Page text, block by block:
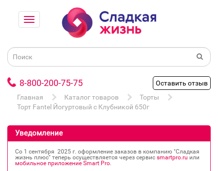
8-800-200-75-75
Оставить отзыв
Главная
Каталог товаров
Торты
Торт Fantel Йогуртовый с Клубникой 650г
Уведомление
Со 1 сентября 2025 г. оформление заказов в компанию "Сладкая
жизнь плюс" теперь осуществляется через сервис smartpro.ru или
мобильное приложение Smart Pro.